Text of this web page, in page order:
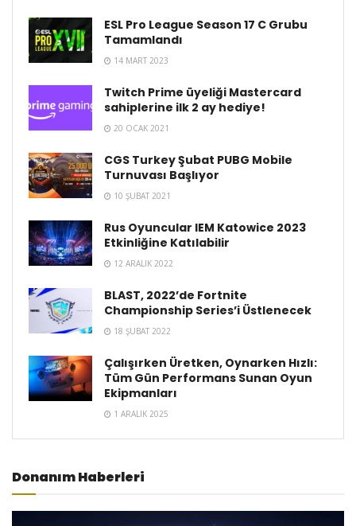
ESL Pro League Season 17 C Grubu
Tamamlandı
14 MART 2023
Twitch Prime üyeliği Mastercard
sahiplerine ilk 2 ay hediye!
20 OCAK 2021
CGS Turkey Şubat PUBG Mobile
Turnuvası Başlıyor
10 ŞUBAT 2021
Rus Oyuncular IEM Katowice 2023
Etkinliğine Katılabilir
12 ARALIK 2022
BLAST, 2022’de Fortnite
Championship Series’i Üstlenecek
18 ŞUBAT 2022
Çalışırken Üretken, Oynarken Hızlı:
Tüm Gün Performans Sunan Oyun
Ekipmanları
1 ARALIK 2025
Donanım Haberleri